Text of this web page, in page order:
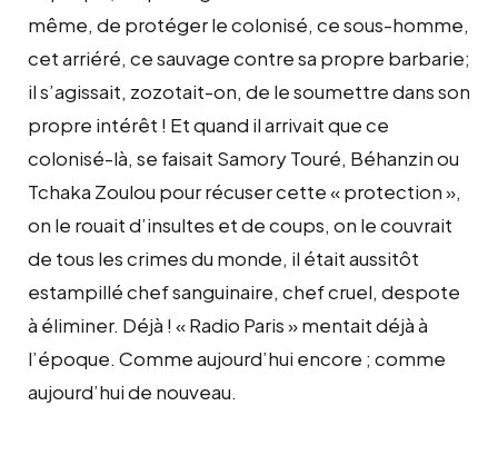
même, de protéger le colonisé, ce sous-homme,
cet arriéré, ce sauvage contre sa propre barbarie;
il s’agissait, zozotait-on, de le soumettre dans son
propre intérêt ! Et quand il arrivait que ce
colonisé-là, se faisait Samory Touré, Béhanzin ou
Tchaka Zoulou pour récuser cette « protection »,
on le rouait d’insultes et de coups, on le couvrait
de tous les crimes du monde, il était aussitôt
estampillé chef sanguinaire, chef cruel, despote
à éliminer. Déjà ! « Radio Paris » mentait déjà à
l’époque. Comme aujourd’hui encore ; comme
aujourd’hui de nouveau.